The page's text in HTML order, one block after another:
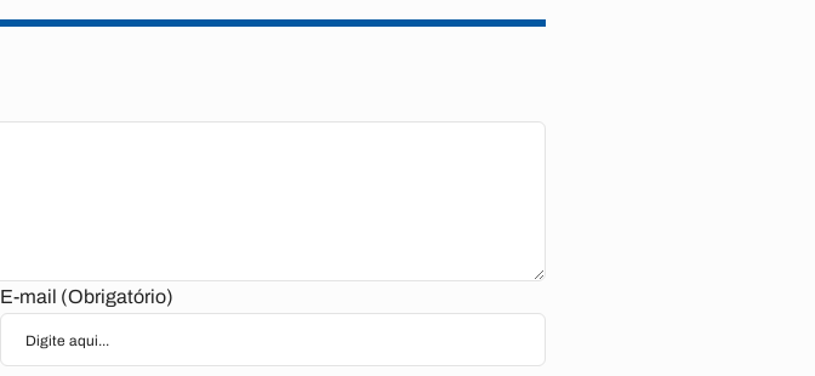
E-mail (Obrigatório)